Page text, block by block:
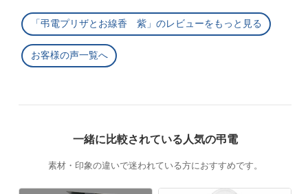
「弔電プリザとお線香 紫」のレビューをもっと見る
お客様の声一覧へ
一緒に比較されている人気の弔電
素材・印象の違いで迷われている方におすすめです。